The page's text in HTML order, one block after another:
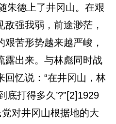
朱德上了井冈山。在艰
强我弱，前途渺茫，
苦形势越来越严峻，
露出来。与林彪同时战
回忆说：“在井冈山，林
底打得多久’?”[2]1929
对井冈山根据地的大